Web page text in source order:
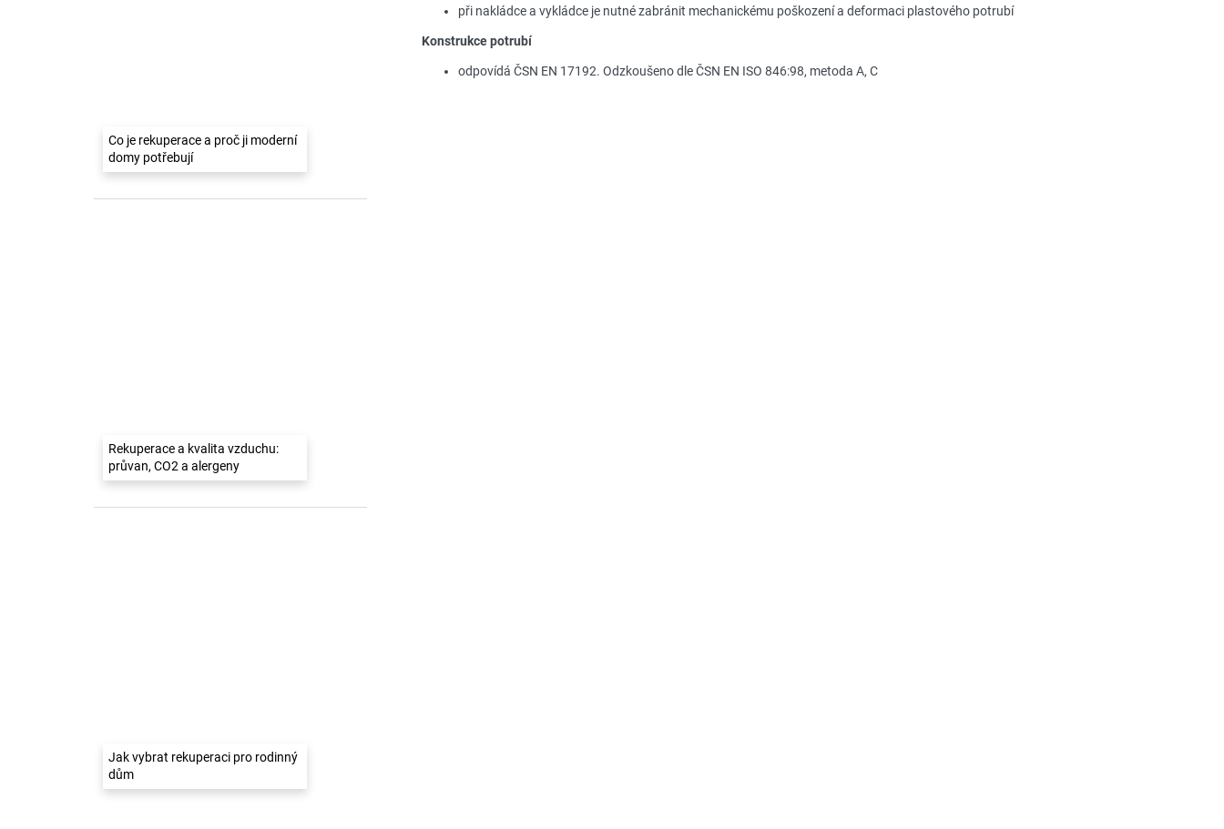
Co je rekuperace a proč ji moderní
domy potřebují
Rekuperace a kvalita vzduchu:
průvan, CO2 a alergeny
Jak vybrat rekuperaci pro rodinný
dům
při nakládce a vykládce je nutné zabránit mechanickému poškození a deformaci plastového potrubí
Konstrukce potrubí
odpovídá ČSN EN 17192. Odzkoušeno dle ČSN EN ISO 846:98, metoda A, C